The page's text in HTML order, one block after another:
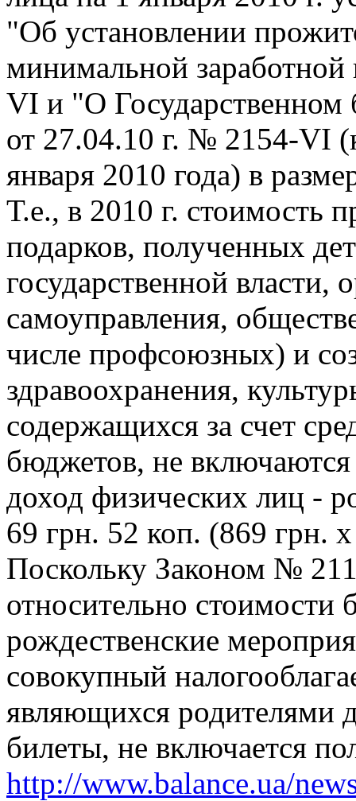
"Об установлении
минимальной
VI и "О
от 27.04.10 г. № 2154-VI
января 2010 года) в
Т.е., в 2010 г. стоимость
подарков, полученных
государственной власти,
самоуправления,
числе профсоюзных) и
здравоохранения,
содержащихся за счет
бюджетов, не
доход физических лиц -
69 грн. 52 коп. (869 грн.
Поскольку Законом №
относительно стоимости
рождественские
совокупный
являющихся родителями
билеты, не включается
http://www.balance.ua/